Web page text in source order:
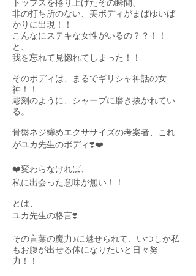
トップスを捲り上げたその瞬間、
非の打ち所のない、美ボディがまばゆいば
かりに出現！！
こんなにステキな女性がいるの？？！！
と、
我を忘れて見惚れてしまった！！
そのボディは、まるでギリシャ神話の女
神！！
彫刻のように、シャープに磨き抜かれてい
る。
骨盤ネジ締めエクササイズの考案者、これ
がユカ先生のボディ❣️❤️
❤️変わらなければ、
私に出会った意味が無い！！
とは、
ユカ先生の格言❣️
その言葉の魔力♪に魅せられて、いつしか私
もお腹が出せる体になりたいと日々努
力！！